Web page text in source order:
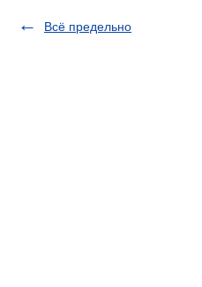
Всё предельно